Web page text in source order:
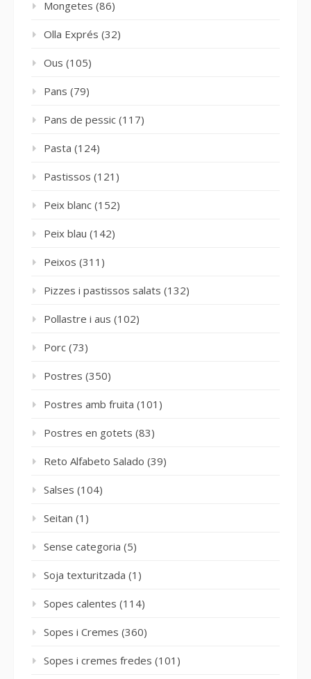
Mongetes (86)
Olla Exprés (32)
Ous (105)
Pans (79)
Pans de pessic (117)
Pasta (124)
Pastissos (121)
Peix blanc (152)
Peix blau (142)
Peixos (311)
Pizzes i pastissos salats (132)
Pollastre i aus (102)
Porc (73)
Postres (350)
Postres amb fruita (101)
Postres en gotets (83)
Reto Alfabeto Salado (39)
Salses (104)
Seitan (1)
Sense categoria (5)
Soja texturitzada (1)
Sopes calentes (114)
Sopes i Cremes (360)
Sopes i cremes fredes (101)